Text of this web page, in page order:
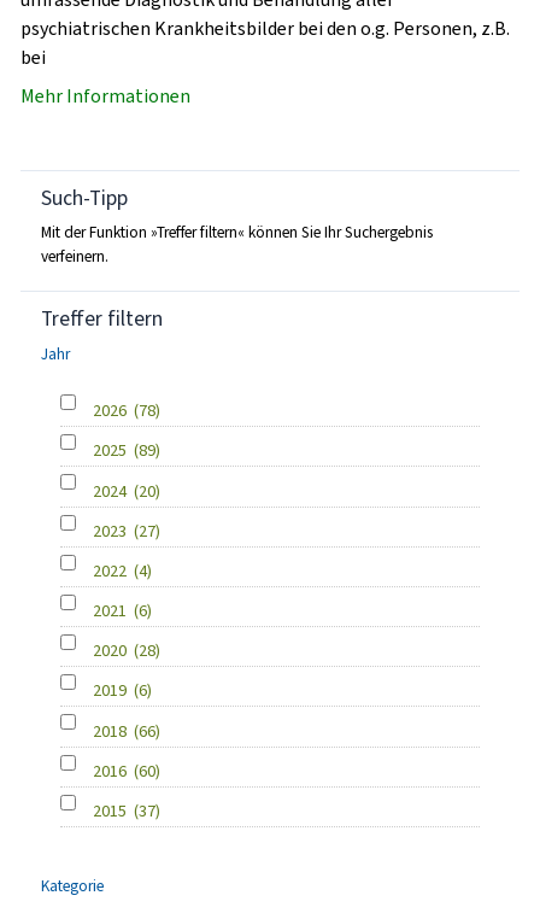
psychiatrischen Krankheitsbilder bei den o.g. Personen, z.B.
bei
Mehr Informationen
Such-Tipp
Mit der Funktion »Treffer filtern« können Sie Ihr Suchergebnis
verfeinern.
Treffer filtern
Jahr
2026 (78)
2025 (89)
2024 (20)
2023 (27)
2022 (4)
2021 (6)
2020 (28)
2019 (6)
2018 (66)
2016 (60)
2015 (37)
Kategorie